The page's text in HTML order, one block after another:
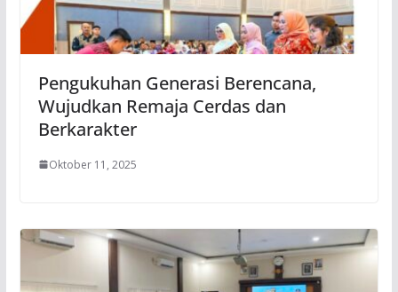
Pengukuhan Generasi Berencana,
Wujudkan Remaja Cerdas dan
Berkarakter
Oktober 11, 2025